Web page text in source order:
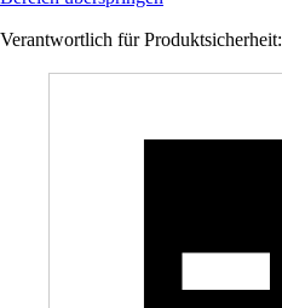
Verantwortlich für Produktsicherheit: